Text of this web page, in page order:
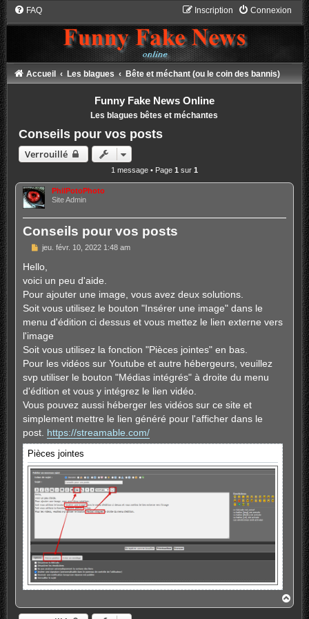
FAQ Connexion
Inscription
Accueil Les blagues Bête et méchant (ou le coin des bannis)
Funny Fake News Online
Les blagues bêtes et méchantes
Conseils pour vos posts
Verrouillé
1 message • Page 1 sur 1
PhilPotoPhoto
Site Admin
Conseils pour vos posts
M
s
a
g
e
jeu. févr. 10, 2022 1:48 am
Hello,
voici un peu d'aide.
Pour ajouter une image, vous avez deux solutions.
Soit vous utilisez le bouton "Insérer une image" dans le
menu d'édition ci dessus et vous mettez le lien externe vers
l'image
Soit vous utilisez la fonction "Pièces jointes" en bas.
Pour les vidéos sur Youtube et autre hébergeurs, veuillez
svp utiliser le bouton "Médias intégrés" à droite du menu
d'édition et vous y intégrez le lien vidéo.
Vous pouvez aussi héberger les vidéos sur ce site et
simplement mettre le lien généré pour l'afficher dans le
post. https://streamable.com/
Pièces jointes
a